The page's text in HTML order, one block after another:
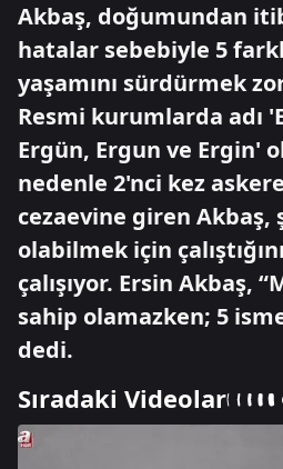
Akbaş, doğumundan
hatalar sebebiyle 5
yaşamını sürdürmek
Resmi kurumlarda adı
Ergün, Ergun ve Ergin'
nedenle 2'nci kez
cezaevine giren
olabilmek için
çalışıyor. Ersin Akbaş,
sahip olamazken; 5
dedi.
Sıradaki Videolar